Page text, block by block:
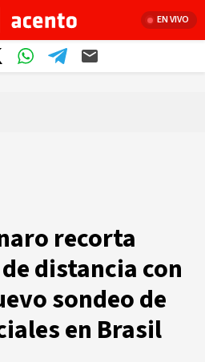
EN VIVO
recorta
distancia con
sondeo de
en Brasil